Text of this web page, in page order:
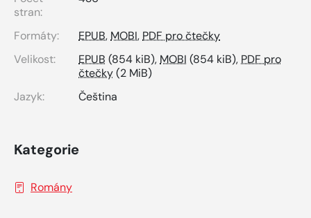
stran:
Formáty: EPUB, MOBI, PDF pro čtečky
Velikost:
EPUB (854 kiB), MOBI (854 kiB), PDF pro
čtečky(2 MiB)
Jazyk:
Čeština
Kategorie
Romány